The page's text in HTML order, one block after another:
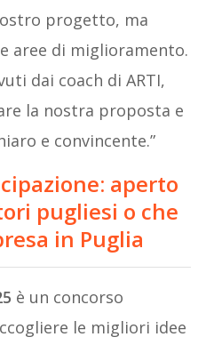
progetto, ma
aree di miglioramento.
dai coach di ARTI,
la nostra proposta e
e convincente.”
aperto
pugliesi o che
in Puglia
è un concorso
le migliori idee